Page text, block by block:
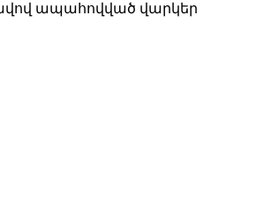
ապահովված վարկեր